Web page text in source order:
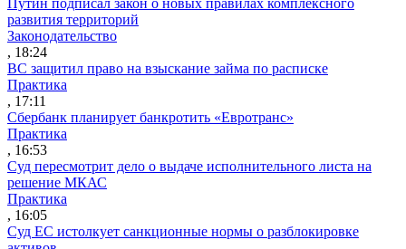
Путин подписал закон о новых правилах комплексного
развития территорий
Законодательство
, 18:24
ВС защитил право на взыскание займа по расписке
Практика
, 17:11
Сбербанк планирует банкротить «Евротранс»
Практика
, 16:53
Суд пересмотрит дело о выдаче исполнительного листа на
решение МКАС
Практика
, 16:05
Суд ЕС истолкует санкционные нормы о разблокировке